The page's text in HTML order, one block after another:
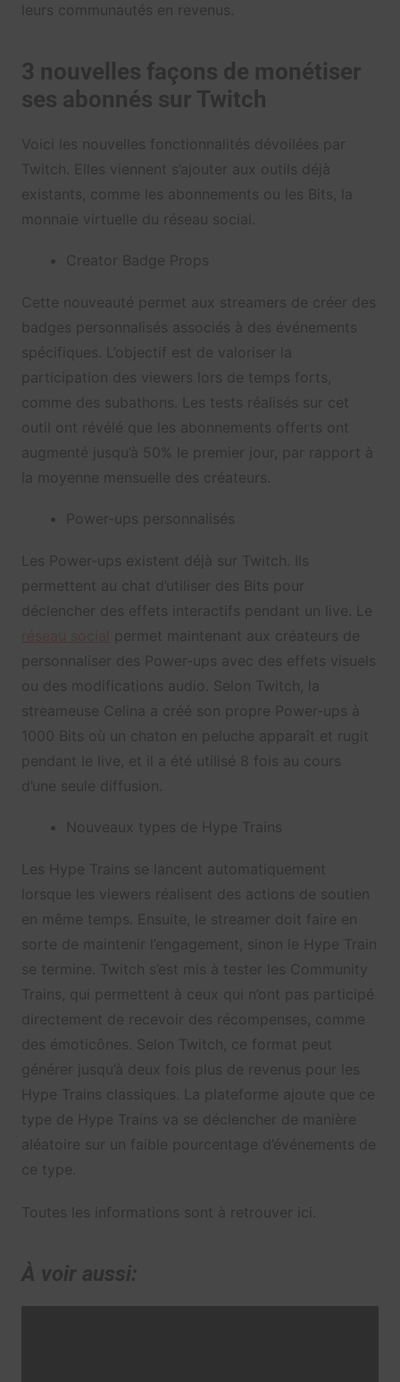
leurs communautés en revenus.
3 nouvelles façons de monétiser
ses abonnés sur Twitch
Voici les nouvelles fonctionnalités dévoilées par
Twitch. Elles viennent s’ajouter aux outils déjà
existants, comme les abonnements ou les Bits, la
monnaie virtuelle du réseau social.
Creator Badge Props
Cette nouveauté permet aux streamers de créer des
badges personnalisés associés à des événements
spécifiques. L’objectif est de valoriser la
participation des viewers lors de temps forts,
comme des subathons. Les tests réalisés sur cet
outil ont révélé que les abonnements offerts ont
augmenté jusqu’à 50% le premier jour, par rapport à
la moyenne mensuelle des créateurs.
Power-ups personnalisés
Les Power-ups existent déjà sur Twitch. Ils
permettent au chat d’utiliser des Bits pour
déclencher des effets interactifs pendant un live. Le
permet maintenant aux créateurs de
personnaliser des Power-ups avec des effets visuels
ou des modifications audio. Selon Twitch, la
streameuse Celina a créé son propre Power-ups à
1000 Bits où un chaton en peluche apparaît et rugit
pendant le live, et il a été utilisé 8 fois au cours
d’une seule diffusion.
Nouveaux types de Hype Trains
Les Hype Trains se lancent automatiquement
lorsque les viewers réalisent des actions de soutien
en même temps. Ensuite, le streamer doit faire en
sorte de maintenir l’engagement, sinon le Hype Train
se termine. Twitch s’est mis à tester les Community
Trains, qui permettent à ceux qui n’ont pas participé
directement de recevoir des récompenses, comme
des émoticônes. Selon Twitch, ce format peut
générer jusqu’à deux fois plus de revenus pour les
Hype Trains classiques. La plateforme ajoute que ce
type de Hype Trains va se déclencher de manière
aléatoire sur un faible pourcentage d’événements de
ce type.
Toutes les informations sont à retrouver ici.
À voir aussi: